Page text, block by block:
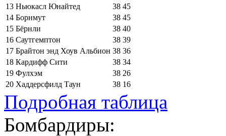
13 Ньюкасл Юнайтед 38 45
14 Борнмут 38 45
15 Бёрнли 38 40
16 Саутгемптон 38 39
17 Брайтон энд Хоув Альбион 38 36
18 Кардифф Сити 38 34
19 Фулхэм 38 26
20 Хаддерсфилд Таун 38 16
Подробная таблица
Бомбардиры: